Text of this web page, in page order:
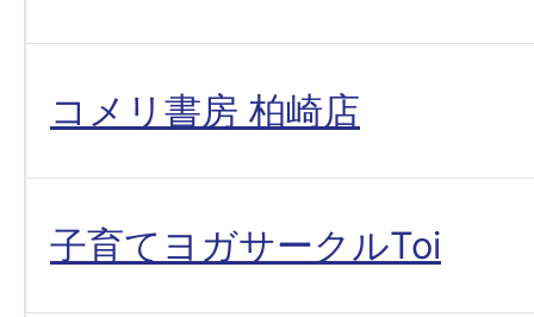
コメリ書房 柏崎店
子育てヨガサークルToi